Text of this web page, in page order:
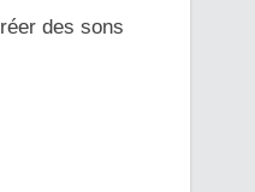
des sons